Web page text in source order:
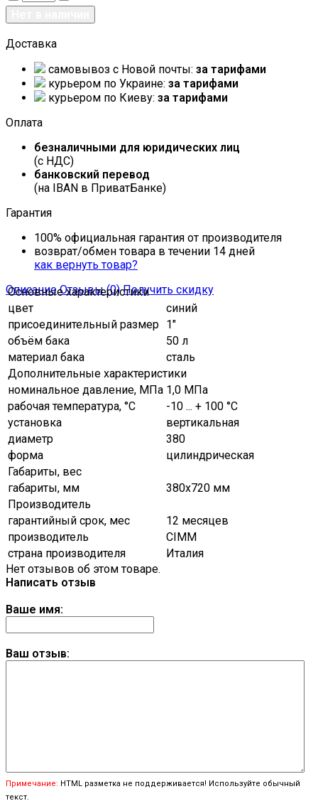
Доставка
самовывоз c Новой почты: за тарифами
курьером по Украине: за тарифами
курьером по Киеву: за тарифами
Оплата
безналичными для юридических лиц
(с НДС)
банковский перевод
(на IBAN в ПриватБанке)
Гарантия
100% официальная гарантия от производителя
возврат/обмен товара в течении 14 дней
как вернуть товар?
Описание Отзывы (0) Получить скидку
Основные характеристики
цвет
синий
присоединительный размер 1"
объём бака
50 л
материал бака
сталь
Дополнительные характеристики
номинальное давление, МПа 1,0 МПа
рабочая температура, °C
-10 ... + 100 °С
установка
вертикальная
диаметр
380
форма
цилиндрическая
Габариты, вес
габариты, мм
380х720 мм
Производитель
гарантийный срок, мес
12 месяцев
производитель
CIMM
страна производителя
Италия
Нет отзывов об этом товаре.
Написать отзыв
Ваше имя:
Ваш отзыв:
Примечание: HTML разметка не поддерживается! Используйте обычный
текст.